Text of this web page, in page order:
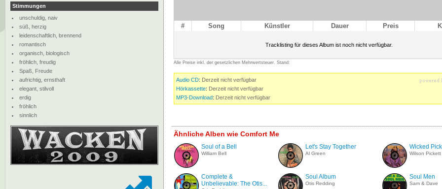
# Song Künstler Dauer Preis
Tracklisting für dieses Album ist noch nicht verfügbar.
Alle Preise inkl. der gesetzlichen Mehrwertsteuer. Stand:
Audio CD: Derzeit nicht verfügbar
Hörkassette: Derzeit nicht verfügbar
MP3-Download: Derzeit nicht verfügbar
Ähnliche Alben wie Comfort Me
Soul of a Bell
William Bell
Let's Stay Together
Al Green
Wicked
Wilson Pickett
Complete &
Unbelievable: The Otis...
Soul Album
Otis Redding
Soul Men
Sam & Dave
Stimmungen
unschuldig, naiv
süß, herzig
leidenschaftlich, brennend
romantisch
organisch, biologisch
fröhlich, freudig
Spaß, Freude
aufrichtig, ernsthaft
elegant, stilvoll
erdig
fröhlich
sinnlich